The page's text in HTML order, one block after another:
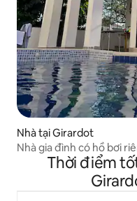
Nhà tại Girardot
Nhà gia đình có hồ bơi
Thời điểm